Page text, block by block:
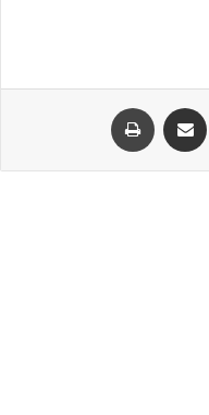
تيلقرام مشاركة عبر البريد